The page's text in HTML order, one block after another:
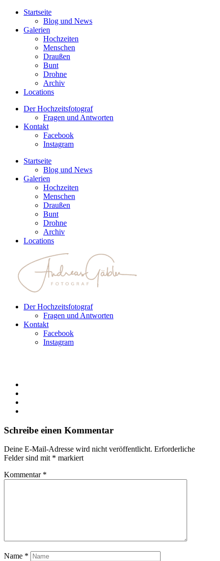
Startseite
Blog und News
Galerien
Hochzeiten
Menschen
Draußen
Bunt
Drohne
Archiv
Locations
Der Hochzeitsfotograf
Fragen und Antworten
Kontakt
Facebook
Instagram
Startseite
Blog und News
Galerien
Hochzeiten
Menschen
Draußen
Bunt
Drohne
Archiv
Locations
Der Hochzeitsfotograf
Fragen und Antworten
Kontakt
Facebook
Instagram
Schreibe einen Kommentar
Deine E-Mail-Adresse wird nicht veröffentlicht. Erforderliche
Felder sind mit * markiert
Kommentar *
Name *